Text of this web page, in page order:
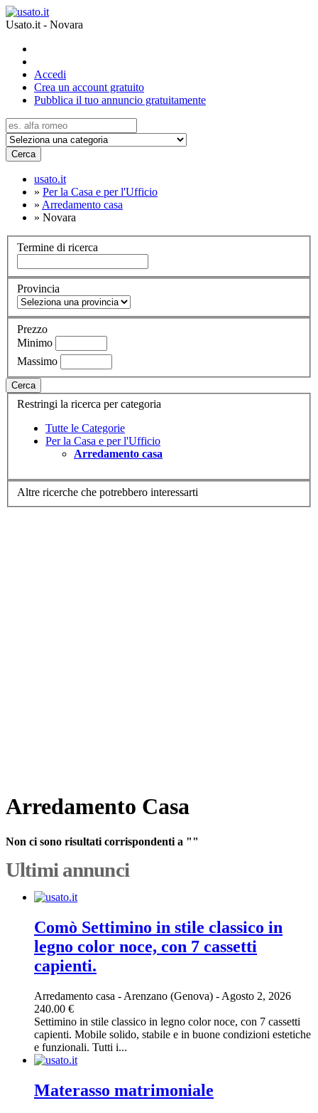
Usato.it - Novara
Accedi
Crea un account gratuito
Pubblica il tuo annuncio gratuitamente
Cerca
usato.it
» Per la Casa e per l'Ufficio
» Arredamento casa
» Novara
Termine di ricerca
Provincia
Prezzo
Minimo
Massimo
Cerca
Restringi la ricerca per categoria
Tutte le Categorie
Per la Casa e per l'Ufficio
Arredamento casa
Altre ricerche che potrebbero interessarti
Arredamento Casa
Non ci sono risultati corrispondenti a ""
Ultimi annunci
Comò Settimino in stile classico in
legno color noce, con 7 cassetti
capienti.
Arredamento casa - Arenzano (Genova) - Agosto 2, 2026
240.00 €
Settimino in stile classico in legno color noce, con 7 cassetti
capienti. Mobile solido, stabile e in buone condizioni estetiche
e funzionali. Tutti i...
Materasso matrimoniale